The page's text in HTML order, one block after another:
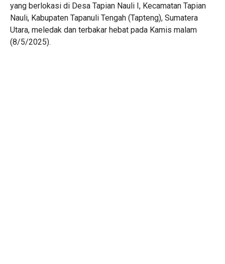
yang berlokasi di Desa Tapian Nauli I, Kecamatan Tapian
Nauli, Kabupaten Tapanuli Tengah (Tapteng), Sumatera
Utara, meledak dan terbakar hebat pada Kamis malam
(8/5/2025).